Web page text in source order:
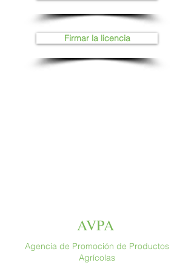
Firmar la licencia
AVPA
Agencia de Promoción de Productos
Agrícolas